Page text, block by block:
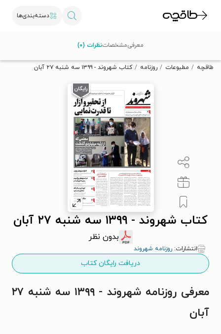
دسته‌بندی‌ها
تخفیف از طاقچه دریافت کن.
طاقچه مطبوعات روزنامه کتاب شهروند - ۱۳۹۹ سه شنبه ۲۷ آبان
کتاب شهروند - ۱۳۹۹ سه شنبه ۲۷ آبان
بدون نظر
انتشارات: روزنامه شهروند
دریافت رایگان کتاب
معرفیمشخصاتنظرات (۰)
معرفی روزنامه شهروند - ۱۳۹۹ سه شنبه ۲۷
آبان